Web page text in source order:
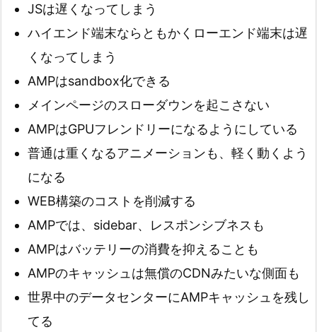
JSは遅くなってしまう
ハイエンド端末ならともかくローエンド端末は遅
くなってしまう
AMPはsandbox化できる
メインページのスローダウンを起こさない
AMPはGPUフレンドリーになるようにしている
普通は重くなるアニメーションも、軽く動くよう
になる
WEB構築のコストを削減する
AMPでは、sidebar、レスポンシブネスも
AMPはバッテリーの消費を抑えることも
AMPのキャッシュは無償のCDNみたいな側面も
世界中のデータセンターにAMPキャッシュを残し
てる